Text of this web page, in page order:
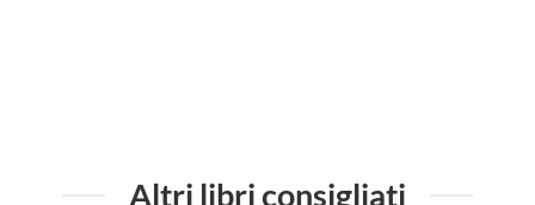
Altri libri consigliati